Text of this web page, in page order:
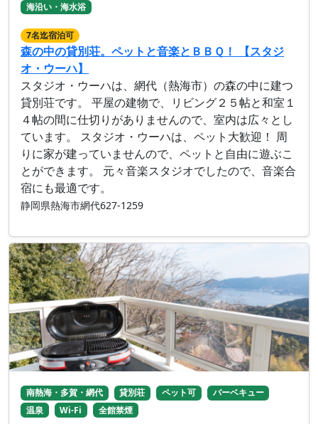
海沿い・海水浴
7名迄宿泊可
森の中の貸別荘。ペットと音楽とＢＢＱ！ 【スタジ
オ・ウーハ】
スタジオ・ウーハは、網代（熱海市）の森の中に建つ
貸別荘です。 平屋の建物で、リビング２５帖と和室１
４帖の間に仕切りがありませんので、室内は広々とし
ています。 スタジオ・ウーハは、ペット大歓迎！ 周
りに家が建っていませんので、ペットと自由に遊ぶこ
とができます。 元々音楽スタジオでしたので、音楽合
宿にも最適です。
静岡県熱海市網代627-1259
南熱海・多賀・網代 貸別荘 ペット可
バーベキュー
温泉
Wi-Fi 全館禁煙